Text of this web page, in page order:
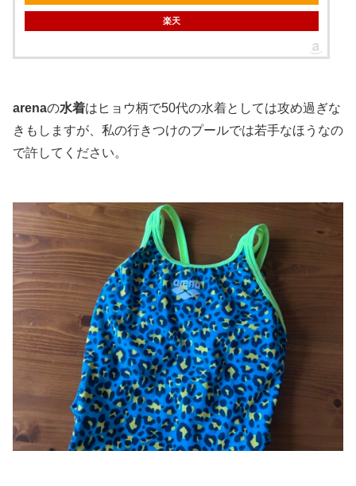
楽天
arenaの水着はヒョウ柄で50代の水着としては攻め過ぎな
きもしますが、私の行きつけのプールでは若手なほうなの
で許してください。